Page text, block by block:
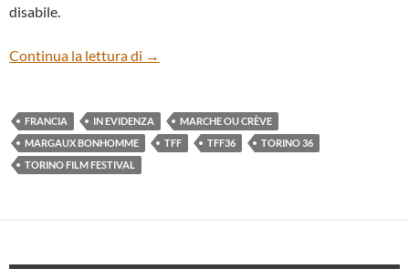
disabile.
Continua la lettura di “MARCHE OU CRÈVE” DI MARGAUX
→
FRANCIA IN EVIDENZA
MARCHE OU CRÈVE
MARGAUX BONHOMME
TFF TFF36
TORINO 36
TORINO FILM FESTIVAL